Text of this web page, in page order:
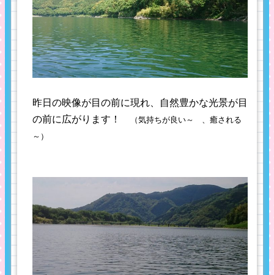
昨日の映像が目の前に現れ、自然豊かな光景が目
の前に広がります！
（気持ちが良い～ 、癒される
～）